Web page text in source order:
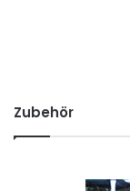
Zubehör